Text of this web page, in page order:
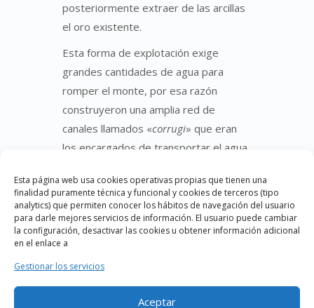
Esta página web usa cookies operativas propias que tienen una
finalidad puramente técnica y funcional y cookies de terceros (tipo
analytics) que permiten conocer los hábitos de navegación del usuario
para darle mejores servicios de información. El usuario puede cambiar
la configuración, desactivar las cookies u obtener información adicional
en el enlace a
Gestionar los servicios
Aceptar
posteriormente extraer de las arcillas
el oro existente.
Esta forma de explotación exige
grandes cantidades de agua para
romper el monte, por esa razón
construyeron una amplia red de
canales llamados «corrugi» que eran
los encargados de transportar el agua
Una vez se producía laruina montiun
se separaban los cantos rodados que
se amontonaban formando murias.
Luego, en el canal de lavado, se
lavaban las arcillas quedando el oro
pegado a las ramas de brezo, de